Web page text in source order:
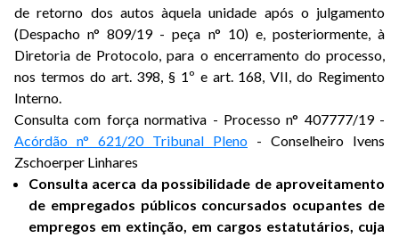
de retorno dos autos àquela unidade após o julgamento
(Despacho n° 809/19 - peça n° 10) e, posteriormente, à
Diretoria de Protocolo, para o encerramento do processo,
nos termos do art. 398, § 1º e art. 168, VII, do Regimento
Interno.
Consulta com força normativa - Processo n° 407777/19 -
Acórdão n° 621/20 Tribunal Pleno - Conselheiro Ivens
Zschoerper Linhares
Consulta acerca da possibilidade de aproveitamento
de empregados públicos concursados ocupantes de
empregos em extinção, em cargos estatutários, cuja